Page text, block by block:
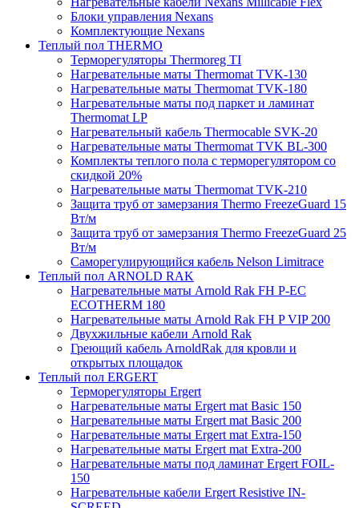
Блоки управления Nexans
Комплектующие Nexans
Теплый пол THERMO
Терморегуляторы Thermoreg TI
Нагревательные маты Thermomat TVK-130
Нагревательные маты Thermomat TVK-180
Нагревательные маты под паркет и ламинат
Thermomat LP
Нагревательный кабель Thermocable SVK-20
Нагревательные маты Thermomat TVK BL-300
Комплекты теплого пола с терморегулятором со
скидкой 20%
Нагревательные маты Thermomat TVK-210
Защита труб от замерзания Thermo FreezeGuard 15
Вт/м
Защита труб от замерзания Thermo FreezeGuard 25
Вт/м
Саморегулирующийся кабель Nelson Limitrace
Теплый пол ARNOLD RAK
Нагревательные маты Arnold Rak FH P-EC
ECOTHERM 180
Нагревательные маты Arnold Rak FH P VIP 200
Двухжильные кабели Arnold Rak
Греющий кабель ArnoldRak для кровли и
открытых площадок
Теплый пол ERGERT
Терморегуляторы Ergert
Нагревательные маты Ergert mat Basic 150
Нагревательные маты Ergert mat Basic 200
Нагревательные маты Ergert mat Extra-150
Нагревательные маты Ergert mat Extra-200
Нагревательные маты под ламинат Ergert FOIL-
150
Нагревательные кабели Ergert Resistive IN-